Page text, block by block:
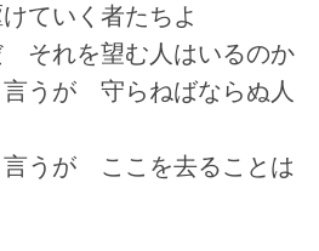
ていく者たちよ
それを望む人はいるのか
うが 守らねばならぬ人
言うが ここを去ることは